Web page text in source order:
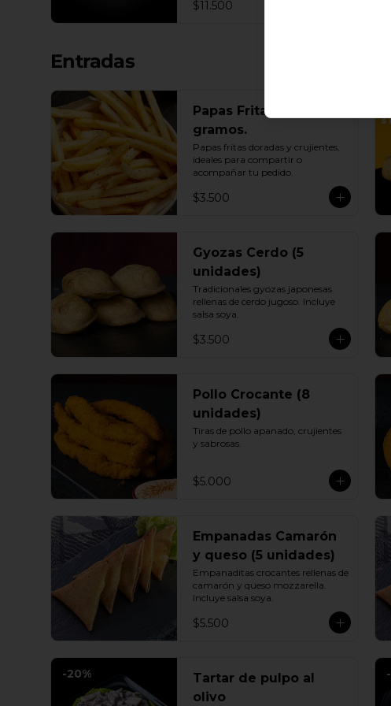
$11.500
Entradas
Papas Fritas 400
gramos.
Papas fritas doradas y crujientes,
ideales para compartir o
acompañar tu pedido.
$3.500
Gyozas Cerdo (5
unidades)
Tradicionales gyozas japonesas
rellenas de cerdo jugoso. Incluye
salsa soya.
$3.500
Pollo Crocante (8
unidades)
Tiras de pollo apanado, crujientes
y sabrosas.
$5.000
Empanadas Camarón
y queso (5 unidades)
Empanaditas crocantes rellenas de
camarón y queso mozzarella.
Incluye salsa soya.
$5.500
-20%
Tartar de pulpo al
olivo
-